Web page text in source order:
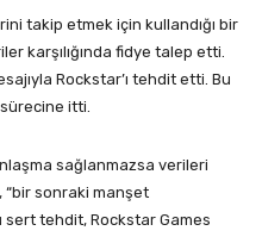
takip etmek için kullandığı bir
karşılığında fidye talep etti.
Rockstar’ı tehdit etti. Bu
itti.
sağlanmazsa verileri
“bir sonraki manşet
sert tehdit, Rockstar Games